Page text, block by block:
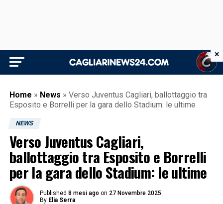
Home » News » Verso Juventus Cagliari, ballottaggio tra
Esposito e Borrelli per la gara dello Stadium: le ultime
NEWS
Verso Juventus Cagliari,
ballottaggio tra Esposito e Borrelli
per la gara dello Stadium: le ultime
Published 8 mesi ago on 27 Novembre 2025
By Elia Serra
×